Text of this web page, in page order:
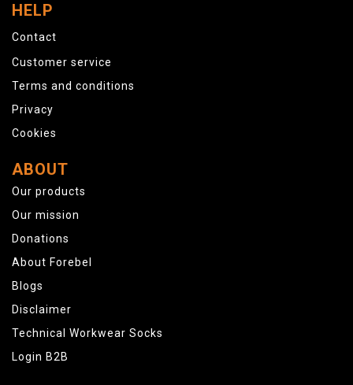
HELP
Contact
Customer service
Terms and conditions
Privacy
Cookies
ABOUT
Our products
Our mission
Donations
About Forebel
Blogs
Disclaimer
Technical Workwear Socks
Login B2B